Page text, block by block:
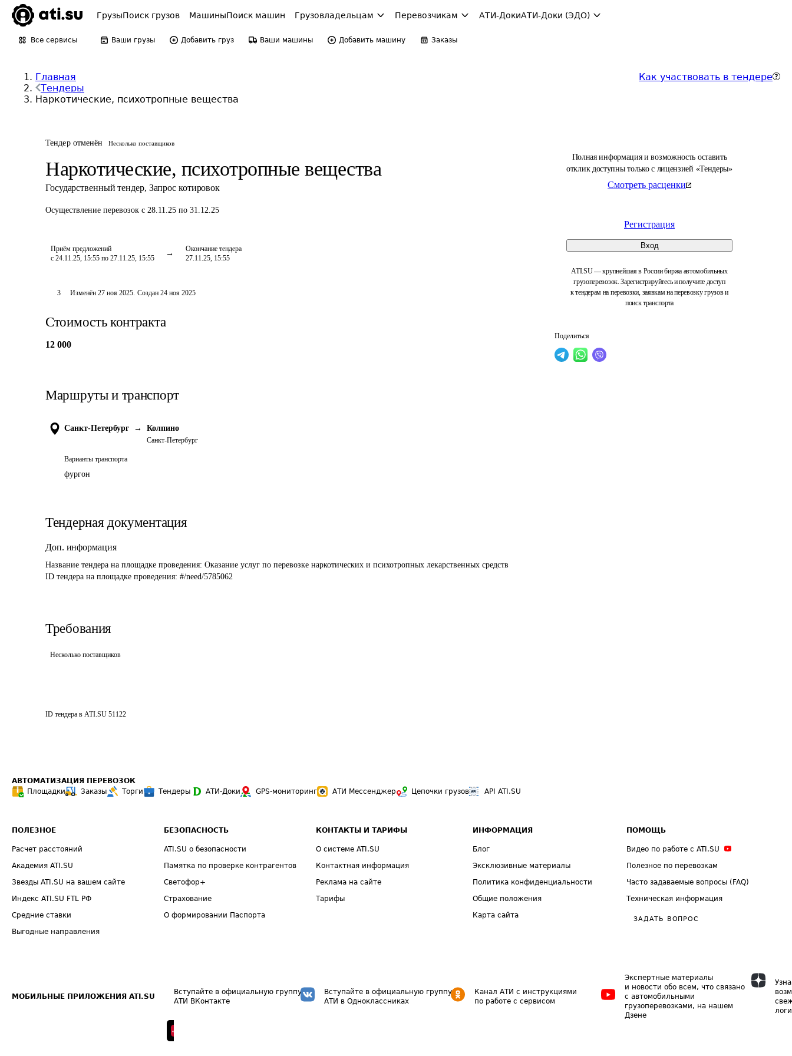
ГрузыПоиск грузов МашиныПоиск машин Грузовладельцам Перевозчикам АТИ-ДокиАТИ-Доки (ЭДО)
Все сервисы Ваши грузы Добавить груз Ваши машины Добавить машину Заказы
Главная
Тендеры
Наркотические, психотропные вещества
Как участвовать в тендере
Тендер отменён Несколько поставщиков
Наркотические, психотропные вещества
Государственный тендер, Запрос котировок
Осуществление перевозок с 28.11.25 по 31.12.25
Приём предложений
с 24.11.25, 15:55 по 27.11.25, 15:55
Окончание тендера
27.11.25, 15:55
Полная информация и возможность оставить
отклик доступны только с лицензией «Тендеры»
Смотреть расценки
Регистрация
Вход
ATI.SU — крупнейшая в России биржа автомобильных
грузоперевозок. Зарегистрируйтесь и получите доступ
к тендерам на перевозки, заявкам на перевозку грузов и
поиск транспорта
Поделиться
3 Изменён 27 ноя 2025. Создан 24 ноя 2025
Стоимость контракта
12 000
Маршруты и транспорт
Санкт-Петербург → Колпино
Санкт-Петербург
Варианты транспорта
фургон
Тендерная документация
Доп. информация
Название тендера на площадке проведения: Оказание услуг по перевозке наркотических и психотропных лекарственных средств
ID тендера на площадке проведения: #/need/5785062
Требования
Несколько поставщиков
ID тендера в ATI.SU 51122
АВТОМАТИЗАЦИЯ ПЕРЕВОЗОК
Площадки
Заказы Торги Тендеры АТИ-Доки GPS-мониторинг АТИ Мессенджер Цепочки грузов API ATI.SU
ПОЛЕЗНОЕ
Расчет расстояний
Академия ATI.SU
Звезды ATI.SU на вашем сайте
Индекс ATI.SU FTL РФ
Средние ставки
Выгодные направления
БЕЗОПАСНОСТЬ
ATI.SU о безопасности
Памятка по проверке контрагентов
Светофор+
Страхование
О формировании Паспорта
КОНТАКТЫ И ТАРИФЫ
О системе ATI.SU
Контактная информация
Реклама на сайте
Тарифы
ИНФОРМАЦИЯ
Блог
Эксклюзивные материалы
Политика конфиденциальности
Общие положения
Карта сайта
ПОМОЩЬ
Видео по работе с ATI.SU
Полезное по перевозкам
Часто задаваемые вопросы (FAQ)
Техническая информация
ЗАДАТЬ ВОПРОС
МОБИЛЬНЫЕ ПРИЛОЖЕНИЯ ATI.SU
Вступайте в официальную группу
АТИ ВКонтакте
Вступайте в официальную группу
АТИ в Одноклассниках
Канал АТИ с инструкциями
по работе с сервисом
Экспертные материалы
и новости обо всем, что связано
с автомобильными
грузоперевозками, на нашем
Дзене